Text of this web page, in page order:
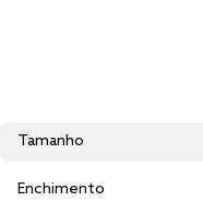
Tamanho
Enchimento